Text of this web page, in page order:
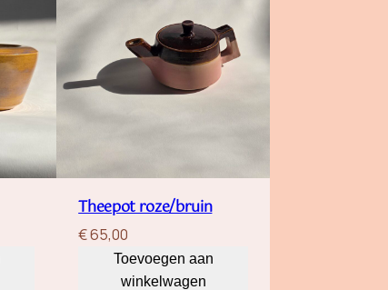
Theepot roze/bruin
€65,00
Toevoegen aan
winkelwagen